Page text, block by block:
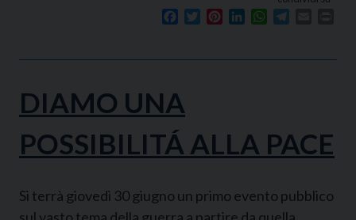
Facebook
TwitterPinterestLinkedInWhatsApp
DIAMO UNA
POSSIBILITÁ ALLA PACE
Si terrà giovedì 30 giugno un primo evento pubblico